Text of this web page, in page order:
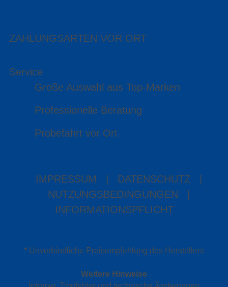
ZAHLUNGSARTEN VOR ORT
Service
Große Auswahl aus Top-Marken
Professionelle Beratung
Probefahrt vor Ort
IMPRESSUM DATENSCHUTZ
NUTZUNGSBEDINGUNGEN
INFORMATIONSPFLICHT
* Unverbindliche Preisempfehlung des Herstellers
Weitere Hinweise